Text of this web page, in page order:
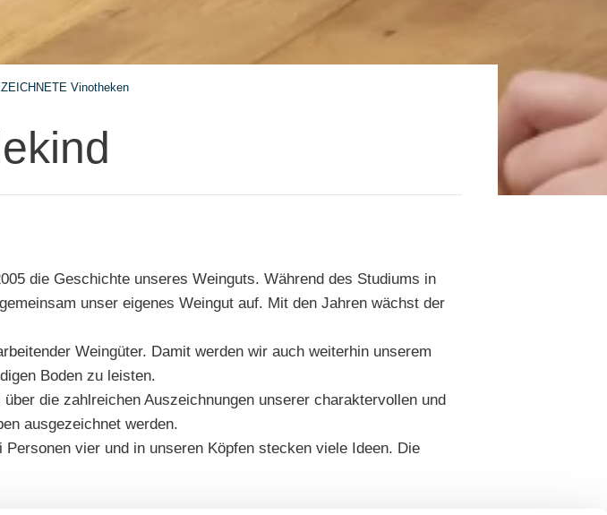
Vinotheken
die Geschichte unseres Weinguts. Während des Studiums in
unser eigenes Weingut auf. Mit den Jahren wächst der
Weingüter. Damit werden wir auch weiterhin unserem
Boden zu leisten.
die zahlreichen Auszeichnungen unserer charaktervollen und
ausgezeichnet werden.
vier und in unseren Köpfen stecken viele Ideen. Die